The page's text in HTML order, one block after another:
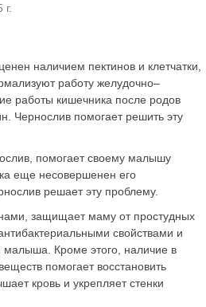
наличием пектинов и клетчатки,
работу желудочно–
работы кишечника после родов
Чернослив помогает решить эту
помогает своему малышу
еще несовершенен его
решает эту проблему.
защищает маму от простудных
свойствами и
малыша. Кроме этого, наличие в
помогает восстановить
кровь и укрепляет стенки